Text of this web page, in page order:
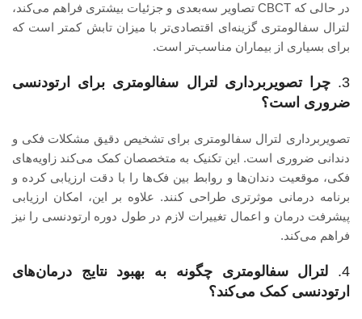
در حالی که CBCT تصاویر سه‌بعدی و جزئیات بیشتری فراهم می‌کند،
لترال سفالومتری گزینه‌ای اقتصادی‌تر با میزان تابش کمتر است که
برای بسیاری از بیماران مناسب‌تر است.
3.
چرا تصویربرداری لترال سفالومتری برای ارتودنسی
ضروری است؟
تصویربرداری لترال سفالومتری برای تشخیص دقیق مشکلات فکی و
دندانی ضروری است. این تکنیک به متخصصان کمک می‌کند زاویه‌های
فکی، موقعیت دندان‌ها و روابط بین فک‌ها را با دقت ارزیابی کرده و
برنامه درمانی موثرتری طراحی کنند. علاوه بر این، امکان ارزیابی
پیشرفت درمان و اعمال تغییرات لازم در طول دوره ارتودنسی را نیز
فراهم می‌کند.
4.
لترال سفالومتری چگونه به بهبود نتایج درمان‌های
ارتودنسی کمک می‌کند؟